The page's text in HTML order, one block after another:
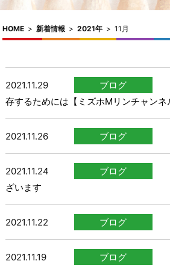
HOME > 新着情報 > 2021年 > 11月
2021.11.29 ブログ
存するためには【ミズホMリンチャンネ
2021.11.26 ブログ
2021.11.24 ブログ
ざいます
2021.11.22 ブログ
2021.11.19 ブログ